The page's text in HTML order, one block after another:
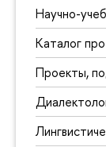
Научно-
Каталог
Проекты,